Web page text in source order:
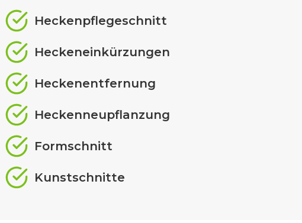
Heckenpflegeschnitt
Heckeneinkürzungen
Heckenentfernung
Heckenneupflanzung
Formschnitt
Kunstschnitte